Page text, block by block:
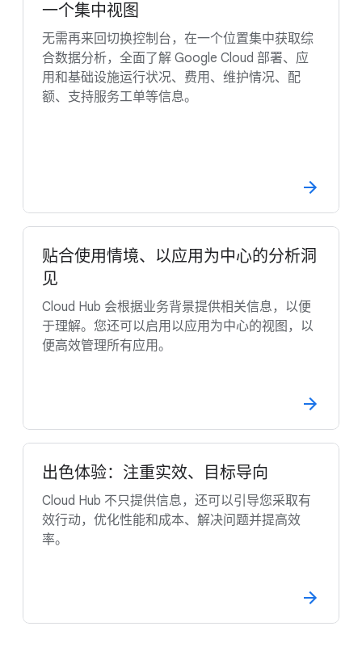
一个集中视图
无需再来回切换控制台，在一个位置集中获取综
合数据分析，全面了解 Google Cloud 部署、应
用和基础设施运行状况、费用、维护情况、配
额、支持服务工单等信息。
贴合使用情境、以应用为中心的分析洞
见
Cloud Hub 会根据业务背景提供相关信息，以便
于理解。您还可以启用以应用为中心的视图，以
便高效管理所有应用。
出色体验：注重实效、目标导向
Cloud Hub 不只提供信息，还可以引导您采取有
效行动，优化性能和成本、解决问题并提高效
率。